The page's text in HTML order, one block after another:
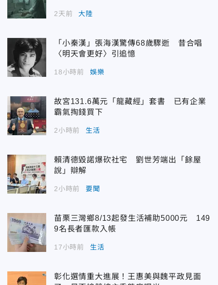
2天前 大陸
「小秦漢」張海漢驚傳68歲驟逝 昔合唱
〈明天會更好〉引追憶
18小時前 娛樂
故宮131.6萬元「龍藏經」套書 已有企業
霸氣掏錢買下
2小時前 生活
賴清德毀諾爆砍社宅 劉世芳端出「餘屋
說」辯解
2小時前 要聞
苗栗三灣鄉8/13起發生活補助5000元 149
9名長者匯款入帳
17小時前 生活
彰化選情重大進展！王惠美與魏平政見面